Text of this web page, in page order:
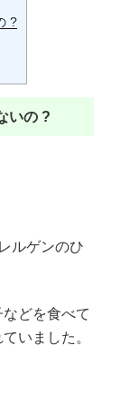
?
いの ?
ルゲンのひ
どを食べて
いました。